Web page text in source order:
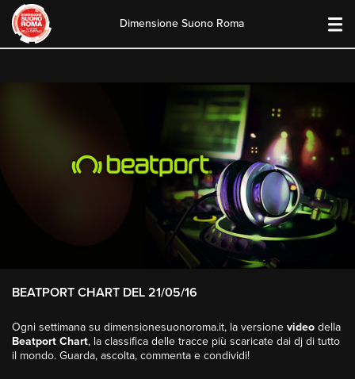
Dimensione Suono Roma
BEATPORT CHART DEL 21/05/16
Ogni settimana su dimensionesuonoroma.it, la versione video della
Beatport Chart, la classifica delle tracce più scaricate dai dj di tutto
il mondo. Guarda, ascolta, commenta e condividi!